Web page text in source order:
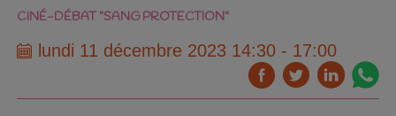
CINÉ-DÉBAT "SANG PROTECTION"
lundi 11 décembre 2023 14:30 - 17:00